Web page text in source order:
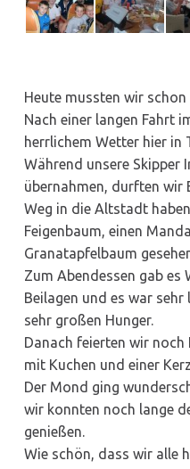
Heute mussten wir
Nach einer langen Fahrt
herrlichem Wetter hier in
Während unsere Skipper
übernahmen, durften wir
Weg in die Altstadt
Feigenbaum, einen
Granatapfelbaum
Zum Abendessen gab es
Beilagen und es war
sehr großen Hunger.
Danach feierten wir noch
mit Kuchen und einer
Der Mond ging
wir konnten noch lange
genießen.
Wie schön, dass wir alle